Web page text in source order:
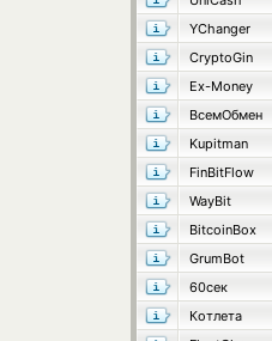
YChanger
CryptoGin
Ex-Money
ВсемОбмен
Kupitman
FinBitFlow
WayBit
BitcoinBox
GrumBot
60сек
Котлета